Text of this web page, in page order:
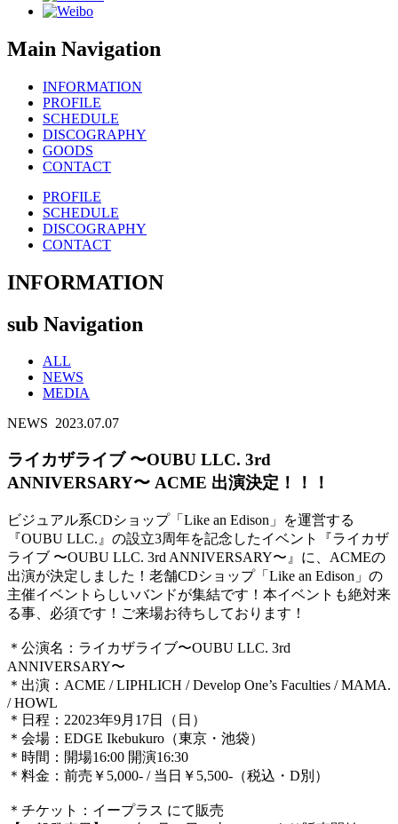
Main Navigation
INFORMATION
PROFILE
SCHEDULE
DISCOGRAPHY
GOODS
CONTACT
PROFILE
SCHEDULE
DISCOGRAPHY
CONTACT
INFORMATION
sub Navigation
ALL
NEWS
MEDIA
NEWS 2023.07.07
ライカザライブ 〜OUBU LLC. 3rd
ANNIVERSARY〜 ACME 出演決定！！！
ビジュアル系CDショップ「Like an Edison」を運営する
『OUBU LLC.』の設立3周年を記念したイベント『ライカザ
ライブ 〜OUBU LLC. 3rd ANNIVERSARY〜』に、ACMEの
出演が決定しました！老舗CDショップ「Like an Edison」の
主催イベントらしいバンドが集結です！本イベントも絶対来
る事、必須です！ご来場お待ちしております！
＊公演名：ライカザライブ〜OUBU LLC. 3rd
ANNIVERSARY〜
＊出演：ACME / LIPHLICH / Develop One’s Faculties / MAMA.
/ HOWL
＊日程：22023年9月17日（日）
＊会場：EDGE Ikebukuro（東京・池袋）
＊時間：開場16:00 開演16:30
＊料金：前売￥5,000- / 当日￥5,500-（税込・D別）
＊チケット：イープラス にて販売